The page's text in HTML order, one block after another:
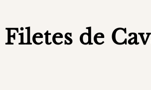
Filetes de